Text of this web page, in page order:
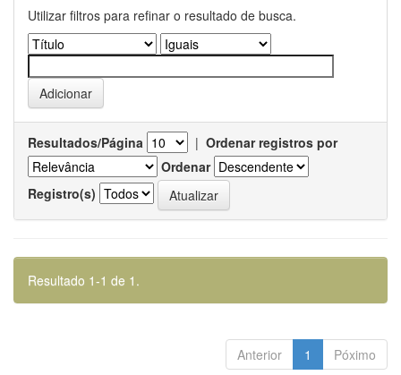
Utilizar filtros para refinar o resultado de busca.
Resultados/Página | Ordenar registros por
Ordenar
Registro(s)
Resultado 1-1 de 1.
Anterior 1 Póximo